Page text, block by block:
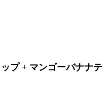
プ + マンゴーバナナテ